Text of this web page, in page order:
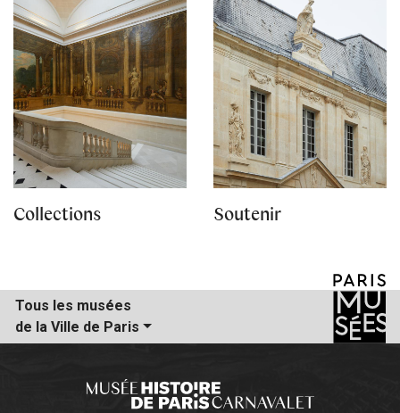
Collections Soutenir
Tous les musées
de la Ville de Paris